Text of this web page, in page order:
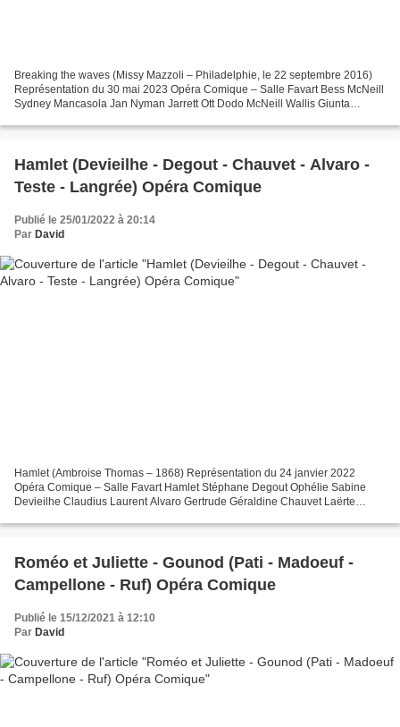
Breaking the waves (Missy Mazzoli – Philadelphie, le 22 septembre 2016)
Représentation du 30 mai 2023 Opéra Comique – Salle Favart Bess McNeill
Sydney Mancasola Jan Nyman Jarrett Ott Dodo McNeill Wallis Giunta
Hamlet (Devieilhe - Degout - Chauvet - Alvaro -
Teste - Langrée) Opéra Comique
Publié le 25/01/2022 à 20:14
Par David
Hamlet (Ambroise Thomas – 1868) Représentation du 24 janvier 2022
Opéra Comique – Salle Favart Hamlet Stéphane Degout Ophélie Sabine
Devieilhe Claudius Laurent Alvaro Gertrude Géraldine Chauvet Laërte
Roméo et Juliette - Gounod (Pati - Madoeuf -
Campellone - Ruf) Opéra Comique
Publié le 15/12/2021 à 12:10
Par David